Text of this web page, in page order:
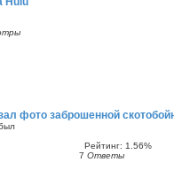
фото заброшенной
Рейтинг: 1.56%
7 Ответы